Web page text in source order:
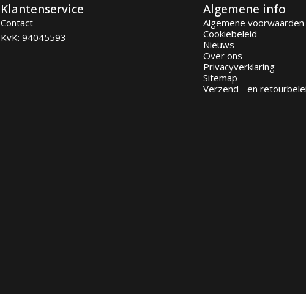
Klantenservice
Contact
KvK: 94045593
Algemene info
Algemene voorwaarden
Cookiebeleid
Nieuws
Over ons
Privacyverklaring
Sitemap
Verzend - en